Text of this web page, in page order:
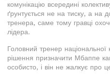
комунікацію всередині
ґрунтується не на тиску, а на
тренера, саме тому гравці
лідера.
Головний тренер
рішення призначити Мбаппе
особисто, і він не жалкує про